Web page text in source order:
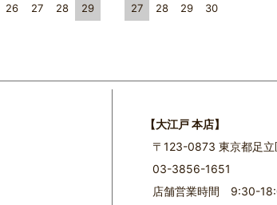
26 27 28
29
27
28 29 30
【大江戸 本店】
〒123-0873 東京都足
03-3856-1651
店舗営業時間 9:30-